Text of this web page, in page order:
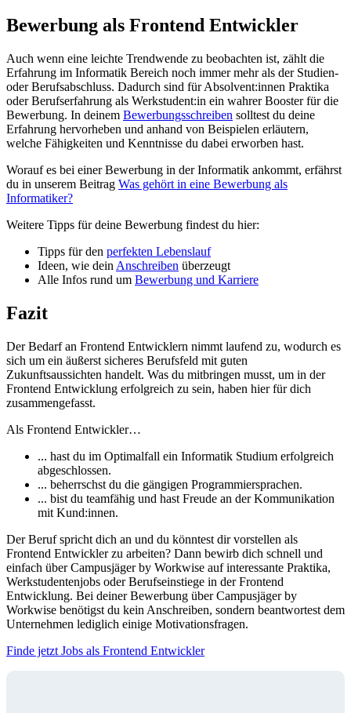
Bewerbung als Frontend Entwickler
Auch wenn eine leichte Trendwende zu beobachten ist, zählt die
Erfahrung im Informatik Bereich noch immer mehr als der Studien-
oder Berufsabschluss. Dadurch sind für Absolvent:innen Praktika
oder Berufserfahrung als Werkstudent:in ein wahrer Booster für die
Bewerbung. In deinem Bewerbungsschreiben solltest du deine
Erfahrung hervorheben und anhand von Beispielen erläutern,
welche Fähigkeiten und Kenntnisse du dabei erworben hast.
Worauf es bei einer Bewerbung in der Informatik ankommt, erfährst
du in unserem Beitrag Was gehört in eine Bewerbung als
Informatiker?
Weitere Tipps für deine Bewerbung findest du hier:
Tipps für den perfekten Lebenslauf
Ideen, wie dein Anschreiben überzeugt
Alle Infos rund um Bewerbung und Karriere
Fazit
Der Bedarf an Frontend Entwicklern nimmt laufend zu, wodurch es
sich um ein äußerst sicheres Berufsfeld mit guten
Zukunftsaussichten handelt. Was du mitbringen musst, um in der
Frontend Entwicklung erfolgreich zu sein, haben hier für dich
zusammengefasst.
Als Frontend Entwickler…
... hast du im Optimalfall ein Informatik Studium erfolgreich
abgeschlossen.
... beherrschst du die gängigen Programmiersprachen.
... bist du teamfähig und hast Freude an der Kommunikation
mit Kund:innen.
Der Beruf spricht dich an und du könntest dir vorstellen als
Frontend Entwickler zu arbeiten? Dann bewirb dich schnell und
einfach über Campusjäger by Workwise auf interessante Praktika,
Werkstudentenjobs oder Berufseinstiege in der Frontend
Entwicklung. Bei deiner Bewerbung über Campusjäger by
Workwise benötigst du kein Anschreiben, sondern beantwortest dem
Unternehmen lediglich einige Motivationsfragen.
Finde jetzt Jobs als Frontend Entwickler